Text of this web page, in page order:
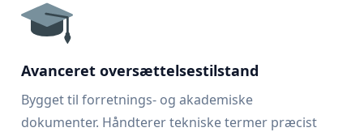
Avanceret oversættelsestilstand
Bygget til forretnings- og akademiske
dokumenter. Håndterer tekniske termer præcist